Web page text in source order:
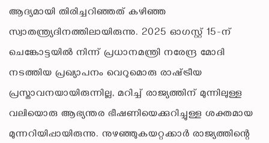
ആദ്യമായി തിരിച്ചറിഞ്ഞത് കഴിഞ്ഞ
സ്വാതന്ത്ര്യദിനത്തിലായിരുന്നു. 2025 ഓഗസ്റ്റ് 15-ന്
ചെങ്കോട്ടയിൽ നിന്ന് പ്രധാനമന്ത്രി നരേന്ദ്ര മോദി
നടത്തിയ പ്രഖ്യാപനം വെറുമൊരു രാഷ്‌ട്രീയ
പ്രസ്താവനയായിരുന്നില്ല, മറിച്ച് രാജ്യത്തിന് മുന്നിലുള്ള
വലിയൊരു ആഭ്യന്തര ഭീഷണിയെക്കുറിച്ചുള്ള ശക്തമായ
മുന്നറിയിപ്പായിരുന്നു. നുഴഞ്ഞുകയറ്റക്കാർ രാജ്യത്തിന്റെ